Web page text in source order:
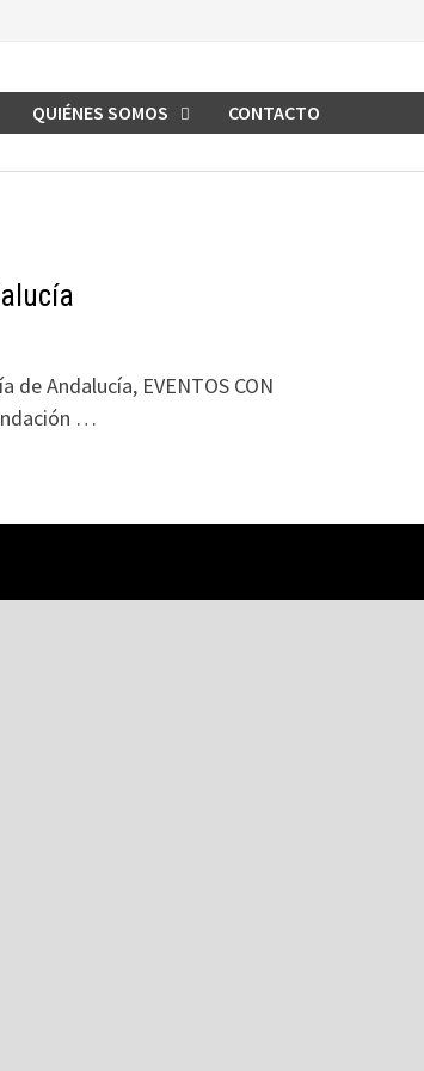
QUIÉNES SOMOS CONTACTO
Andalucía, EVENTOS CON
…